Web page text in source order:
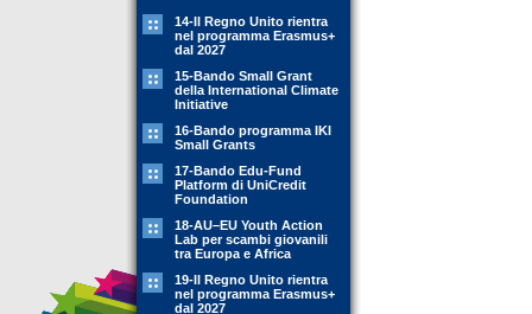
14-Il Regno Unito rientra
nel programma Erasmus+
dal 2027
15-Bando Small Grant
della International Climate
Initiative
16-Bando programma IKI
Small Grants
17-Bando Edu-Fund
Platform di UniCredit
Foundation
18-AU–EU Youth Action
Lab per scambi giovanili
tra Europa e Africa
19-Il Regno Unito rientra
nel programma Erasmus+
dal 2027